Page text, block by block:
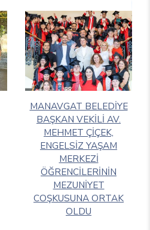
MANAVGAT BELEDİYE
BAŞKAN VEKİLİ AV.
MEHMET ÇİÇEK,
ENGELSİZ YAŞAM
MERKEZİ
ÖĞRENCİLERİNİN
MEZUNİYET
COŞKUSUNA ORTAK
OLDU